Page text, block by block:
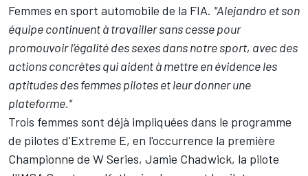
Femmes en sport automobile de la FIA. "Alejandro et son
équipe continuent à travailler sans cesse pour
promouvoir l’égalité des sexes dans notre sport, avec des
actions concrètes qui aident à mettre en évidence les
aptitudes des femmes pilotes et leur donner une
plateforme."
Trois femmes sont déjà impliquées dans le programme
de pilotes d'Extreme E, en l'occurrence la première
Championne de W Series, Jamie Chadwick, la pilote